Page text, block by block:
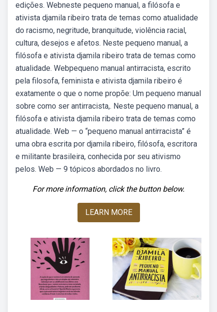
edições. Webneste pequeno manual, a filósofa e
ativista djamila ribeiro trata de temas como atualidade
do racismo, negritude, branquitude, violência racial,
cultura, desejos e afetos. Neste pequeno manual, a
filósofa e ativista djamila ribeiro trata de temas como
atualidade. Webpequeno manual antirracista, escrito
pela filosofa, feminista e ativista djamila ribeiro é
exatamente o que o nome propõe: Um pequeno manual
sobre como ser antirracista,. Neste pequeno manual, a
filósofa e ativista djamila ribeiro trata de temas como
atualidade. Web — o “pequeno manual antirracista” é
uma obra escrita por djamila ribeiro, filósofa, escritora
e militante brasileira, conhecida por seu ativismo
pelos. Web — 9 tópicos abordados no livro.
For more information, click the button below.
LEARN MORE